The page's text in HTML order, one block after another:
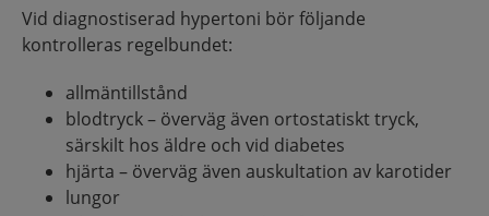
Vid diagnostiserad hypertoni bör följande
kontrolleras regelbundet:
allmäntillstånd
blodtryck – överväg även ortostatiskt tryck,
särskilt hos äldre och vid diabetes
hjärta – överväg även auskultation av karotider
lungor